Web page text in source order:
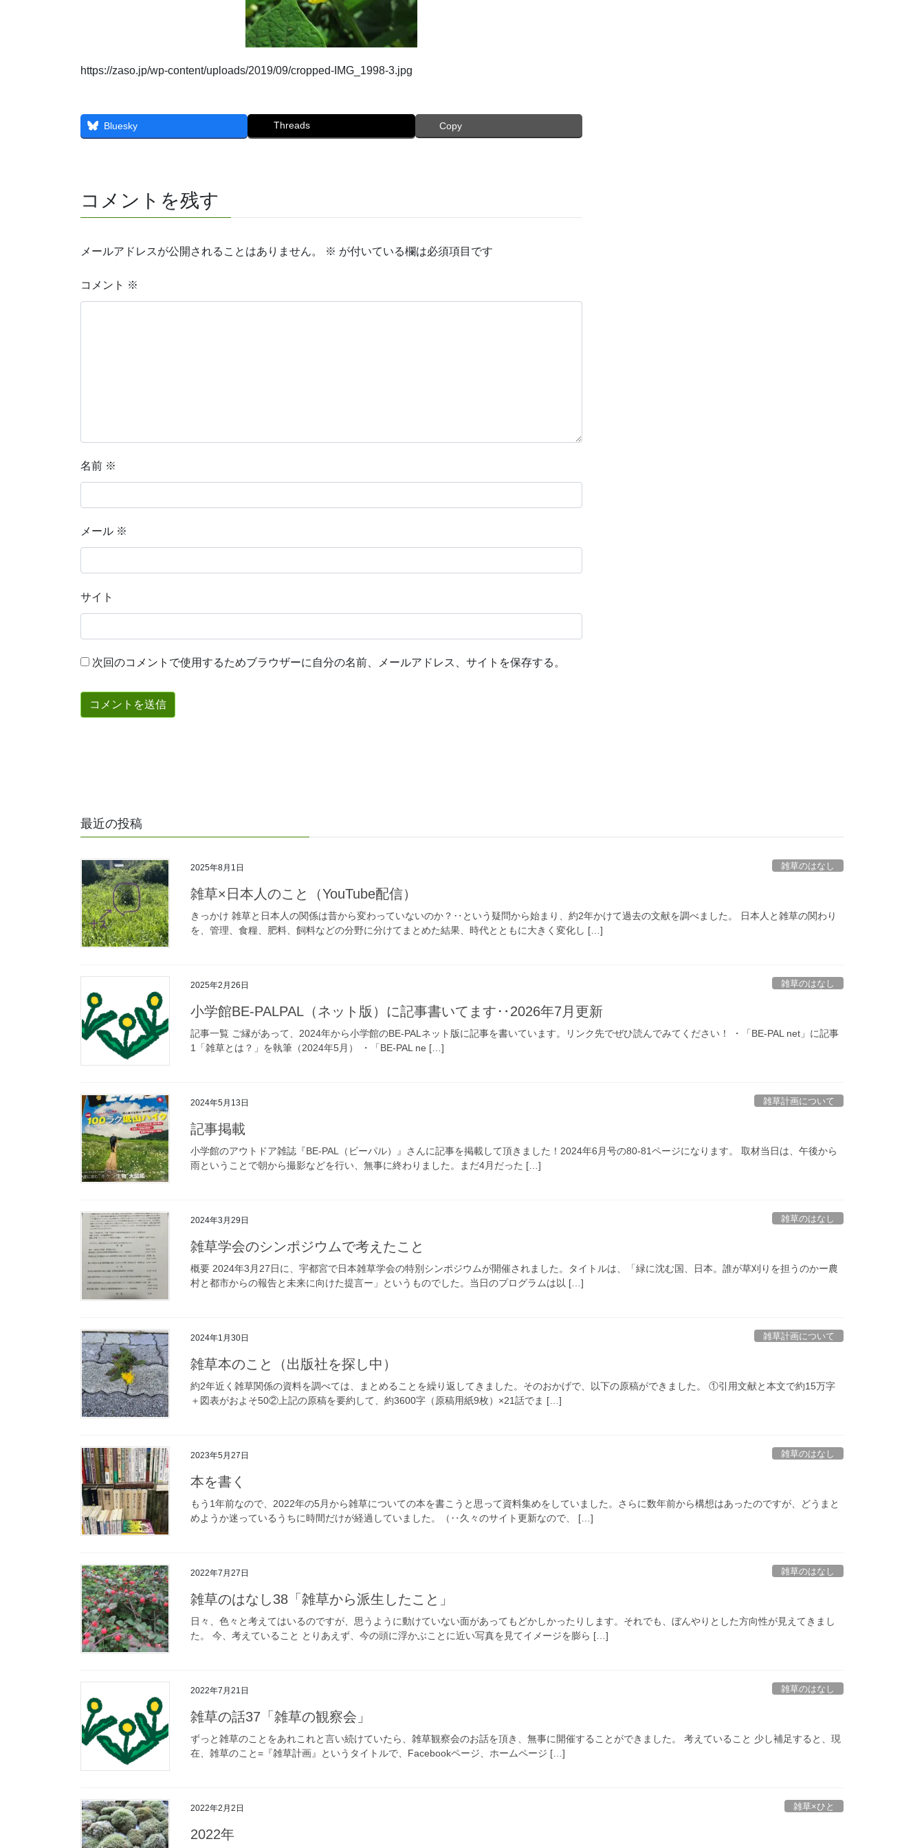
https://zaso.jp/wp-content/uploads/2019/09/cropped-IMG_1998-3.jpg
Bluesky Threads Copy
コメントを残す
メールアドレスが公開されることはありません。 ※ が付いている欄は必須項目です
コメント ※
名前 ※
メール ※
サイト
次回のコメントで使用するためブラウザーに自分の名前、メールアドレス、サイトを保存する。
最近の投稿
2025年8月1日 雑草のはなし
雑草×日本人のこと（YouTube配信）
きっかけ 雑草と日本人の関係は昔から変わっていないのか？‥という疑問から始まり、約2年かけて過去の文献を調べました。 日本人と雑草の関わり
を、管理、食糧、肥料、飼料などの分野に分けてまとめた結果、時代とともに大きく変化し […]
2025年2月26日 雑草のはなし
小学館BE-PALPAL（ネット版）に記事書いてます‥2026年7月更新
記事一覧 ご縁があって、2024年から小学館のBE-PALネット版に記事を書いています。リンク先でぜひ読んでみてください！ ・「BE-PAL net」に記事
1「雑草とは？」を執筆（2024年5月） ・「BE-PAL ne […]
2024年5月13日 雑草計画について
記事掲載
小学館のアウトドア雑誌『BE-PAL（ビーパル）』さんに記事を掲載して頂きました！2024年6月号の80-81ページになります。 取材当日は、午後から
雨ということで朝から撮影などを行い、無事に終わりました。まだ4月だった […]
2024年3月29日 雑草のはなし
雑草学会のシンポジウムで考えたこと
概要 2024年3⽉27⽇に、宇都宮で日本雑草学会の特別シンポジウムが開催されました。タイトルは、「緑に沈む国、日本。誰が草刈りを担うのかー農
村と都市からの報告と未来に向けた提言ー」というものでした。当日のプログラムは以 […]
2024年1月30日 雑草計画について
雑草本のこと（出版社を探し中）
約2年近く雑草関係の資料を調べては、まとめることを繰り返してきました。そのおかげで、以下の原稿ができました。 ①引用文献と本文で約15万字
＋図表がおよそ50②上記の原稿を要約して、約3600字（原稿用紙9枚）×21話でま […]
2023年5月27日 雑草のはなし
本を書く
もう1年前なので、2022年の5月から雑草についての本を書こうと思って資料集めをしていました。さらに数年前から構想はあったのですが、どうまと
めようか迷っているうちに時間だけが経過していました。（‥久々のサイト更新なので、 […]
2022年7月27日 雑草のはなし
雑草のはなし38「雑草から派生したこと」
日々、色々と考えてはいるのですが、思うように動けていない面があってもどかしかったりします。それでも、ぼんやりとした方向性が見えてきまし
た。 今、考えていること とりあえず、今の頭に浮かぶことに近い写真を見てイメージを膨ら […]
2022年7月21日 雑草のはなし
雑草の話37「雑草の観察会」
ずっと雑草のことをあれこれと言い続けていたら、雑草観察会のお話を頂き、無事に開催することができました。 考えていること 少し補足すると、現
在、雑草のこと=『雑草計画』というタイトルで、Facebookページ、ホームページ […]
2022年2月2日 雑草×ひと
2022年